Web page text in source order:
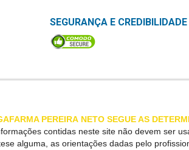
SEGURANÇA E CREDIBILIDADE
PEREIRANETO SEGUE AS
contidas neste site não devem ser
alguma, as orientações dadas pelo